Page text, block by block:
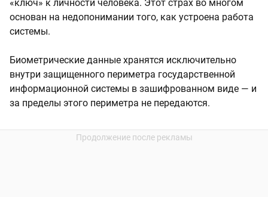
«ключ» к личности человека. Этот страх во многом
основан на недопонимании того, как устроена работа
системы.
Биометрические данные хранятся исключительно
внутри защищенного периметра государственной
информационной системы в зашифрованном виде — и
за пределы этого периметра не передаются.